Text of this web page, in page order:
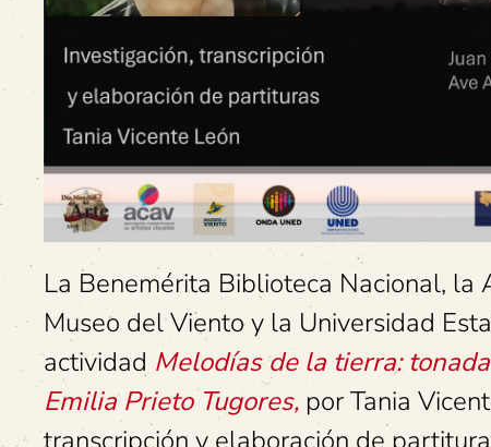
La Benemérita Biblioteca Nacional, la
Museo del Viento y la Universidad
actividad Melodías de la tierra:
Emilia Prieto Tugores, por Tania